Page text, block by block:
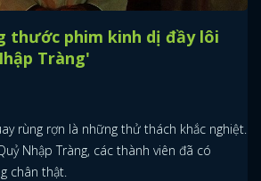
thước phim kinh dị đầy lôi
Tràng'
rùng rợn là những thử thách khắc nghiệt.
Nhập Tràng, các thành viên đã có
chân thật.